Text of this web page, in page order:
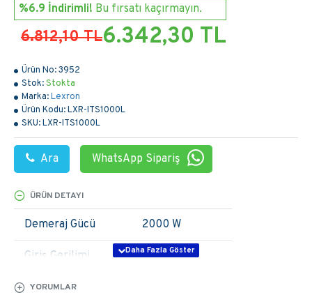
Ürün No:3952
Stok:Stokta
Marka:Lexron
Ürün Kodu:LXR-ITS1000L
SKU:LXR-ITS1000L
Ara WhatsApp Sipariş
%6.9 İndirimli! Bu fırsatı kaçırmayın.
6.812,10 TL6.342,30 TL
ÜRÜN DETAYI
Demeraj Gücü 2000 W
Giriş Gerilimi 12 VDC
Çıkış Gerilimi
YORUMLAR